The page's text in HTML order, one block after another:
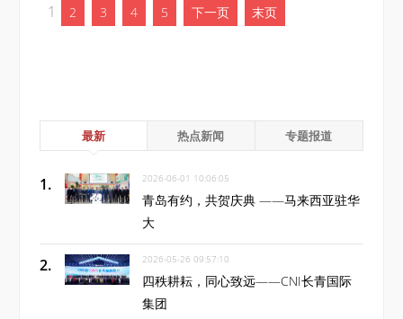
1 2 3 4 5 下一页 末页
最新 热点新闻 专题报道
2026-06-01 10:06:05
青岛有约，共贺庆典 ——马来西亚驻华
大
2026-05-26 09:57:10
四秩耕耘，同心致远——CNI长青国际
集团